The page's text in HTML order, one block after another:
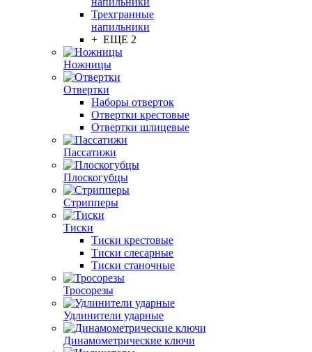
Трехгранные
напильники
+ ЕЩЕ 2
Ножницы
Отвертки
Наборы отверток
Отвертки крестовые
Отвертки шлицевые
Пассатижи
Плоскогубцы
Стрипперы
Тиски
Тиски крестовые
Тиски слесарные
Тиски станочные
Тросорезы
Удлинители ударные
Динамометрические ключи